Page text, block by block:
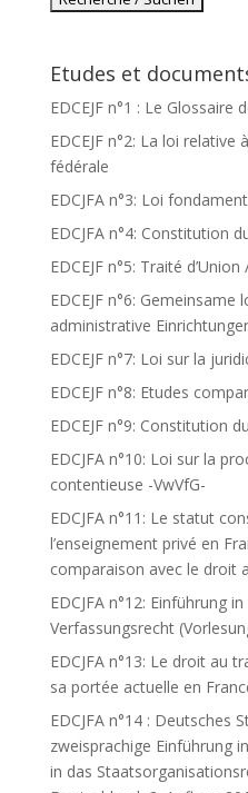
Etudes et
EDCEJF n°1 : Le
EDCEJF n°2: La loi
fédérale
EDCJFA n°3: Loi
EDCJFA n°4: Constitution
EDCEJF n°5: Traité
EDCEJF n°6:
administrative
EDCEJF n°7: Loi sur la
EDCEJF n°8: Etudes
EDCEJF n°9: Constitution
EDCJFA n°10: Loi sur la
contentieuse -VwVfG-
EDCJFA n°11: Le statut
l’enseignement privé en
comparaison avec le droit
EDCJFA n°12: Einführung
Verfassungsrecht
EDCJFA n°13: Le droit au
sa portée actuelle en
EDCJFA n°14 : Deutsches
zweisprachige Einführung
in das